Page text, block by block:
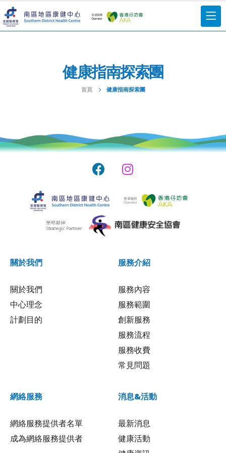
健康指南探索團
首頁 健康指南探索團
關於我們
關於我們
中心理念
計劃目的
服務介紹
服務內容
服務範圍
創新服務
服務流程
服務收費
常見問題
網絡服務
網絡服務提供者名單
成為網絡服務提供者
消息&活動
最新消息
健康活動